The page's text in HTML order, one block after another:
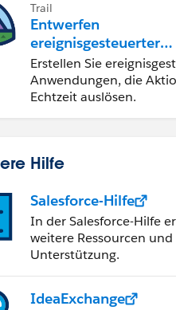
Trail
Entwerfen
ereignisgesteuerter
Anwendungen für
Integration in
Echtzeit
Erstellen Sie
Anwendungen, die
Echtzeit auslösen.
Hilfe
Salesforce-Hilfe
In der Salesforce-Hilfe
weitere Ressourcen und
Unterstützung.
IdeaExchange